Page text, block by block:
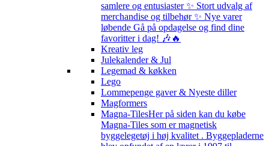
samlere og entusiaster ✨ Stort udvalg af
merchandise og tilbehør ✨ Nye varer
løbende Gå på opdagelse og find dine
favoritter i dag! 🎶🔥
Kreativ leg
Julekalender & Jul
Legemad & køkken
Lego
Lommepenge gaver & Nyeste diller
Magformers
Magna-TilesHer på siden kan du købe
Magna-Tiles som er magnetisk
byggelegetøj i høj kvalitet . Byggepladerne